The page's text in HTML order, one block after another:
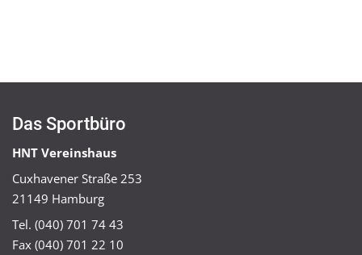
Das Sportbüro
HNT Vereinshaus
Cuxhavener Straße 253
21149 Hamburg
Tel. (040) 701 74 43
Fax (040) 701 22 10